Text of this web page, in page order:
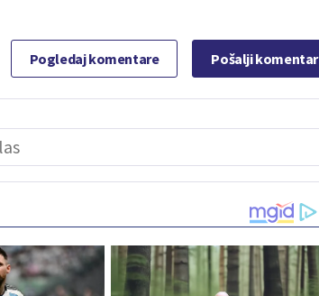
Pogledaj komentare Pošalji komentar